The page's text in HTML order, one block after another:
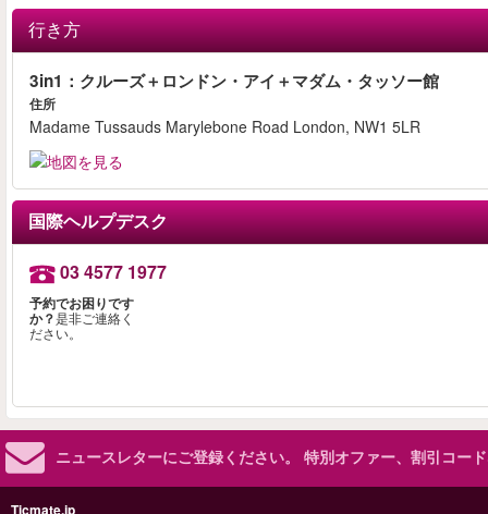
行き方
3in1：クルーズ＋ロンドン・アイ＋マダム・タッソー館
住所
Madame Tussauds Marylebone Road London, NW1 5LR
国際ヘルプデスク
03 4577 1977
予約でお困りです
か？是非ご連絡く
ださい。
ニュースレターにご登録ください。 特別オファー、割引コー
Ticmate.jp